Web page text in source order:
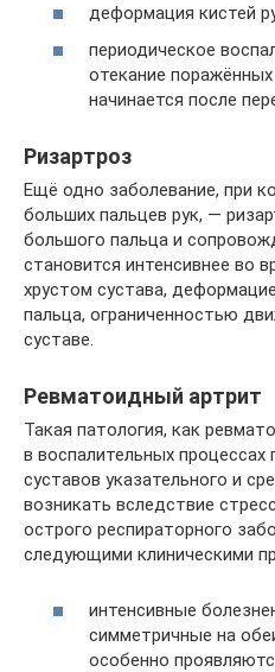
деформация кистей
периодическое
отекание
начинается после
Ризартроз
Ещё одно заболевание, при
больших пальцев рук, —
большого пальца и
становится интенсивнее во
хрустом сустава,
пальца, ограниченностью
суставе.
Ревматоидный артрит
Такая патология, как
в воспалительных
суставов указательного и
возникать вследствие
острого респираторного
следующими клиническими
интенсивные
симметричные на
особенно